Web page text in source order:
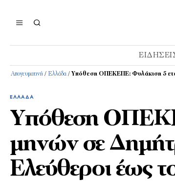
Απογευματινή / Ελλάδα / Υπόθεση ΟΠΕΚΕΠΕ: Φυλάκιση 5
ΕΛΛΆΔΑ
Υπόθεση
μηνών σε
Ελεύθεροι έως